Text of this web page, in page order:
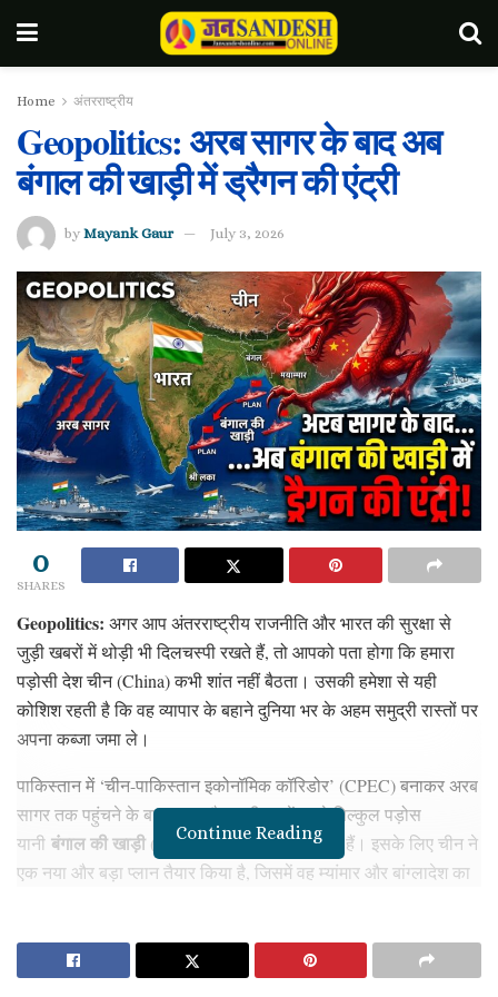
Home अंतरराष्ट्रीय
Geopolitics: अरब सागर के बाद अब
बंगाल की खाड़ी में ड्रैगन की एंट्री
by Mayank Gaur July 3, 2026
0
SHARES
Geopolitics: अगर आप अंतरराष्ट्रीय राजनीति और भारत की सुरक्षा से
जुड़ी खबरों में थोड़ी भी दिलचस्पी रखते हैं, तो आपको पता होगा कि हमारा
पड़ोसी देश चीन (China) कभी शांत नहीं बैठता। उसकी हमेशा से यही
कोशिश रहती है कि वह व्यापार के बहाने दुनिया भर के अहम समुद्री रास्तों पर
अपना कब्जा जमा ले।
पाकिस्तान में ‘चीन-पाकिस्तान इकोनॉमिक कॉरिडोर’ (CPEC) बनाकर अरब
सागर तक पहुंचने के बाद, अब ड्रैगन की नजरें हमारे बिल्कुल पड़ोस
यानी बंगाल की खाड़ी (Bay of Bengal)पर टिक गई हैं। इसके लिए चीन ने
एक नया और बड़ा प्लान तैयार किया है, जिसमें वह म्यांमार और बांग्लादेश का
क्या है, बांग्लादेश की इसमें क्या भूमिका है और यह भारत की पूर्वी सीमाओं के
Continue Reading